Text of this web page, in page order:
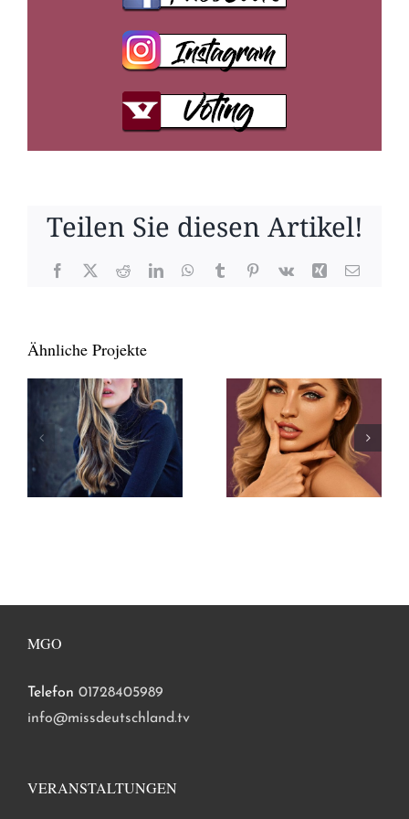
Teilen Sie diesen Artikel!
Facebook
X RedditLinkedInWhatsApp
TumblrPinterest
Vk Xing E-
Ähnliche Projekte
MGO
Telefon 01728405989
info@missdeutschland.tv
VERANSTALTUNGEN